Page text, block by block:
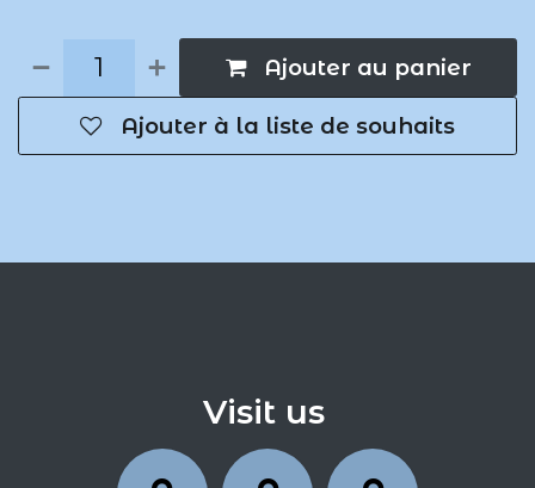
Ajouter au panier
Ajouter à la liste de souhaits
Visit us